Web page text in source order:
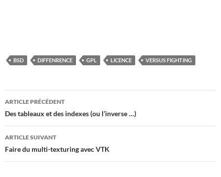
BSD DIFFENRENCE GPL LICENCE VERSUS FIGHTING
Navigation
des
articles
ARTICLE PRÉCÉDENT
Des tableaux et des indexes (ou l’inverse …)
ARTICLE SUIVANT
Faire du multi-texturing avec VTK